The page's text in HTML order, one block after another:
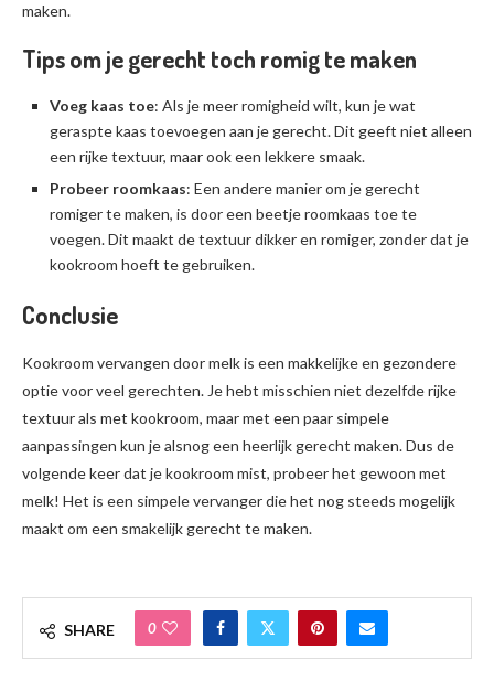
maken.
Tips om je gerecht toch romig te maken
Voeg kaas toe: Als je meer romigheid wilt, kun je wat
geraspte kaas toevoegen aan je gerecht. Dit geeft niet alleen
een rijke textuur, maar ook een lekkere smaak.
Probeer roomkaas: Een andere manier om je gerecht
romiger te maken, is door een beetje roomkaas toe te
voegen. Dit maakt de textuur dikker en romiger, zonder dat je
kookroom hoeft te gebruiken.
Conclusie
Kookroom vervangen door melk is een makkelijke en gezondere
optie voor veel gerechten. Je hebt misschien niet dezelfde rijke
textuur als met kookroom, maar met een paar simpele
aanpassingen kun je alsnog een heerlijk gerecht maken. Dus de
volgende keer dat je kookroom mist, probeer het gewoon met
melk! Het is een simpele vervanger die het nog steeds mogelijk
maakt om een smakelijk gerecht te maken.
SHARE 0